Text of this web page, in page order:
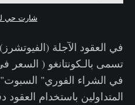
شارت حي
في العقود الآجلة
تسمى بالـكونتانغو ( السعر
في الشراء الفوري"
المتداولين باستخدام